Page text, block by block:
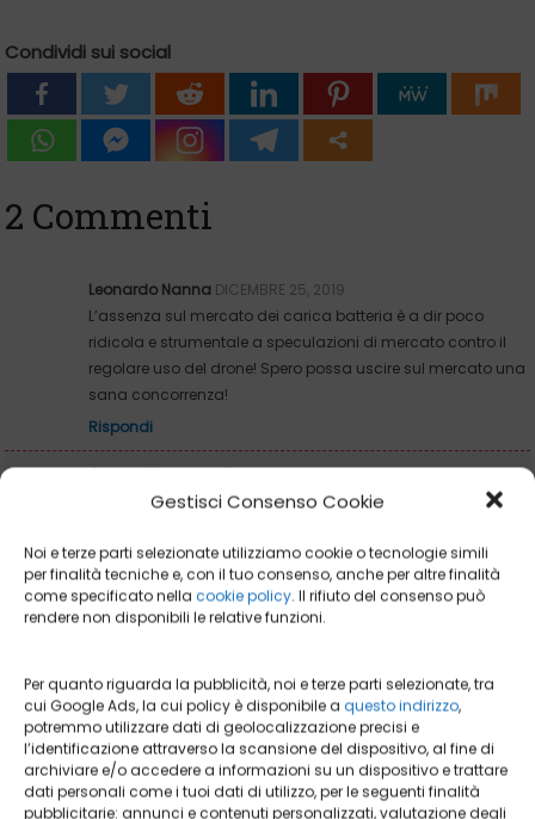
Gestisci Consenso Cookie
Noi e terze parti selezionate utilizziamo cookie o tecnologie simili
per finalità tecniche e, con il tuo consenso, anche per altre finalità
come specificato nella cookie policy. Il rifiuto del consenso può
rendere non disponibili le relative funzioni.
Per quanto riguarda la pubblicità, noi e terze parti selezionate, tra
cui Google Ads, la cui policy è disponibile a questo indirizzo,
potremmo utilizzare dati di geolocalizzazione precisi e
l’identificazione attraverso la scansione del dispositivo, al fine di
archiviare e/o accedere a informazioni su un dispositivo e trattare
dati personali come i tuoi dati di utilizzo, per le seguenti finalità
pubblicitarie: annunci e contenuti personalizzati, valutazione degli
Condividi sui social
2 Commenti
Leonardo Nanna DICEMBRE 25, 2019
L’assenza sul mercato dei carica batteria è a dir poco
ridicola e strumentale a speculazioni di mercato contro il
regolare uso del drone! Spero possa uscire sul mercato una
sana concorrenza!
Rispondi
Cesare MangiagalliGENNAIO 1, 2022
Una pecca è la fragilità delle eliche, appena segnate
Rispondi